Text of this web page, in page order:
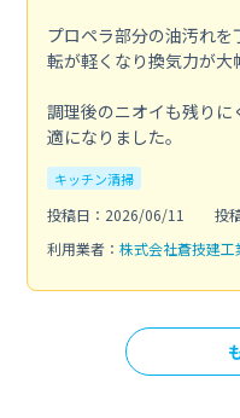
プロペラ部分の油汚れ
転が軽くなり換気力が大
調理後のニオイも残り
適になりました。
キッチン清掃
投稿日：2026/06/11
投
利用業者： 株式会社蒼技建工